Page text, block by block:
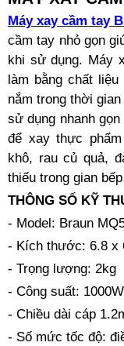
Máy xay cầm tay
cầm tay nhỏ gọn
khi sử dụng. Máy
làm bằng chất
nắm trong thời
sử dụng nhanh
để xay thực
khô, rau củ quả,
thiếu trong gian
THÔNG SỐ KỸ
- Model: Braun
- Kích thước: 6.8 x
- Trọng lượng: 2kg
- Công suất: 1000W
- Chiều dài cáp
- Số mức tốc độ: